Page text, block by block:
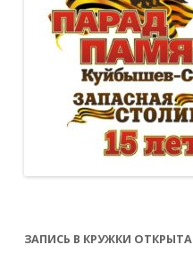
ЗАПИСЬ В КРУЖКИ ОТКРЫТА